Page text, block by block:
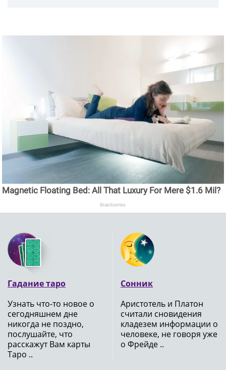
Magnetic Floating Bed: All That Luxury For Mere $1.6 Mil?
Brainberries
Гадание таро
Узнать что-то новое о
сегодняшнем дне
никогда не поздно,
послушайте, что
расскажут Вам карты
Таро ..
Сонник
Аристотель и Платон
считали сновидения
кладезем информации о
человеке, не говоря уже
о Фрейде ..